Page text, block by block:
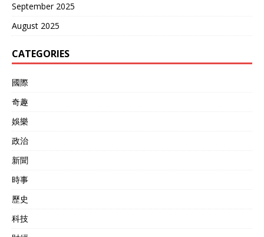
September 2025
August 2025
CATEGORIES
國際
奇趣
娛樂
政治
新聞
時事
歷史
科技